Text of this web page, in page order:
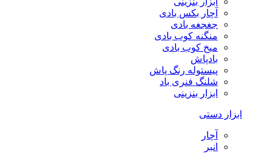
آچار بکس بادی
جغجغه بادی
منگنه کوب بادی
میخ کوب بادی
بادپاش
پیستوله رنگ پاش
شلنگ فنری باد
ابزار بنزینی
ابزار دستی
آچار
انبر